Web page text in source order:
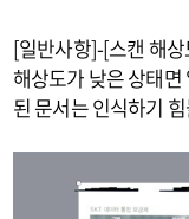
[일반사항]-[스캔 해
해상도가 낮은 상태
된 문서는 인식하기